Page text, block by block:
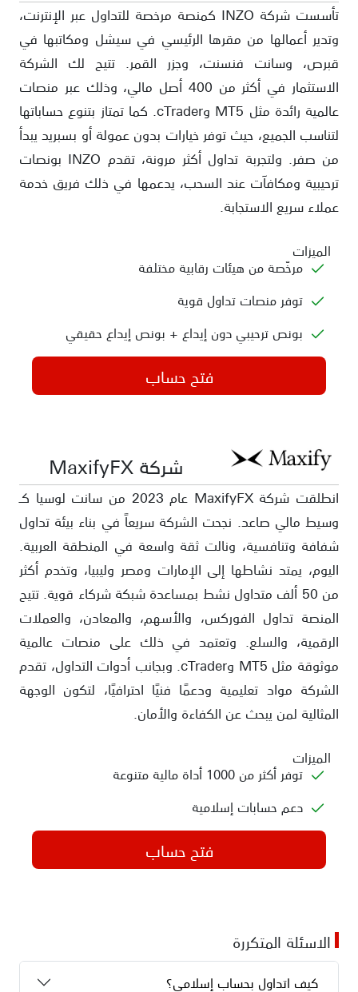
تأسست شركة INZO كمنصة مرخصة للتداول عبر الإنترنت،
وتدير أعمالها من مقرها الرئيسي في سيشل ومكاتبها في
قبرص، وسانت فنسنت، وجزر القمر. تتيح لك الشركة
الاستثمار في أكثر من 400 أصل مالي، وذلك عبر منصات
عالمية رائدة مثل MT5 وcTrader. كما تمتاز بتنوع حساباتها
لتناسب الجميع، حيث توفر خيارات بدون عمولة أو بسبريد يبدأ
من صفر. ولتجربة تداول أكثر مرونة، تقدم INZO بونصات
ترحيبية ومكافآت عند السحب، يدعمها في ذلك فريق خدمة
عملاء سريع الاستجابة.
الميزات
مرخّصة من هيئات رقابية مختلفة
توفر منصات تداول قوية
بونص ترحيبي دون إيداع + بونص إيداع حقيقي
فتح حساب
شركة MaxifyFX
انطلقت شركة MaxifyFX عام 2023 من سانت لوسيا كـ
وسيط مالي صاعد. نجحت الشركة سريعاً في بناء بيئة تداول
شفافة وتنافسية، ونالت ثقة واسعة في المنطقة العربية.
اليوم، يمتد نشاطها إلى الإمارات ومصر وليبيا، وتخدم أكثر
من 50 ألف متداول نشط بمساعدة شبكة شركاء قوية. تتيح
المنصة تداول الفوركس، والأسهم، والمعادن، والعملات
الرقمية، والسلع. وتعتمد في ذلك على منصات عالمية
موثوقة مثل MT5 وcTrader. وبجانب أدوات التداول، تقدم
الشركة مواد تعليمية ودعمًا فنيًا احترافيًا، لتكون الوجهة
المثالية لمن يبحث عن الكفاءة والأمان.
الميزات
توفر أكثر من 1000 أداة مالية متنوعة
دعم حسابات إسلامية
فتح حساب
الاسئلة المتكررة
كيف اتداول بحساب إسلامي؟